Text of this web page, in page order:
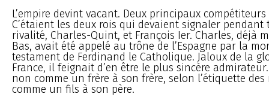
L’empire devint vacant. Deux principaux
C’étaient les deux rois qui devaient signaler
rivalité, Charles-Quint, et François Ier. Charles, déjà
Bas, avait été appelé au trône de l’Espagne par la
testament de Ferdinand le Catholique. Jaloux de la
France, il feignait d’en être le plus sincère
non comme un frère à son frère, selon l’étiquette des
comme un fils à son père.